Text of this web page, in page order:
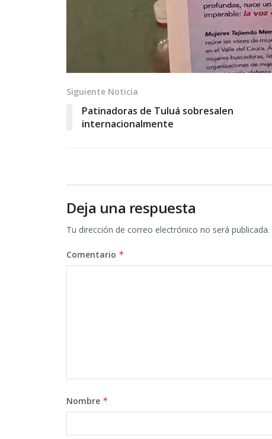
Siguiente Noticia
Patinadoras de Tuluá sobresalen
internacionalmente
Deja una respuesta
Tu dirección de correo electrónico no será publicada.
Comentario *
Nombre *